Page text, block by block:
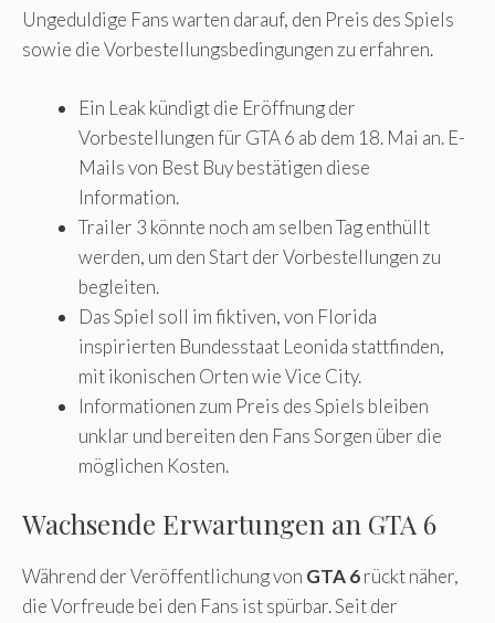
Ungeduldige Fans warten darauf, den Preis des Spiels
sowie die Vorbestellungsbedingungen zu erfahren.
Ein Leak kündigt die Eröffnung der
Vorbestellungen für GTA 6 ab dem 18. Mai an. E-
Mails von Best Buy bestätigen diese
Information.
Trailer 3 könnte noch am selben Tag enthüllt
werden, um den Start der Vorbestellungen zu
begleiten.
Das Spiel soll im fiktiven, von Florida
inspirierten Bundesstaat Leonida stattfinden,
mit ikonischen Orten wie Vice City.
Informationen zum Preis des Spiels bleiben
unklar und bereiten den Fans Sorgen über die
möglichen Kosten.
Wachsende Erwartungen an GTA 6
Während der Veröffentlichung von GTA 6rückt näher,
die Vorfreude bei den Fans ist spürbar. Seit der